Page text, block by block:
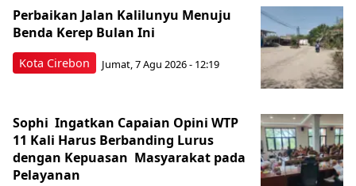
Kota Cirebon
Perbaikan Jalan Kalilunyu Menuju
Benda Kerep Bulan Ini
Jumat, 7 Agu 2026 - 12:19
Sophi Ingatkan Capaian Opini WTP
11 Kali Harus Berbanding Lurus
dengan Kepuasan Masyarakat pada
Pelayanan